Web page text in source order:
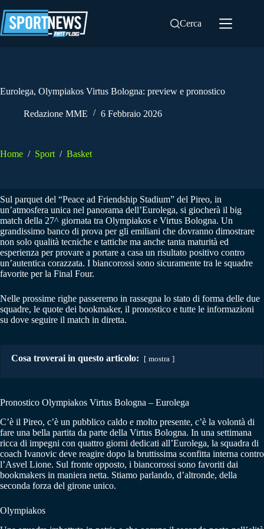
al
contenuto
Cerca
Eurolega, Olympiakos Virtus Bologna: preview e pronostico
Redazione MME 6 Febbraio 2026
Home / Sport / Basket
Sul parquet del “Peace ad Friendship Stadium” del Pireo, in
un’atmosfera unica nel panorama dell’Eurolega, si giocherà il big
match della 27^ giornata tra Olympiakos e Virtus Bologna. Un
grandissimo banco di prova per gli emiliani che dovranno dimostrare
non solo qualità tecniche e tattiche ma anche tanta maturità ed
esperienza per provare a portare a casa un risultato positivo contro
un’autentica corazzata. I biancorossi sono sicuramente tra le squadre
favorite per la Final Four.
Nelle prossime righe passeremo in rassegna lo stato di forma delle due
squadre, le quote dei bookmaker, il pronostico e tutte le informazioni
su dove seguire il match in diretta.
Cosa troverai in questo articolo: mostra
Pronostico Olympiakos Virtus Bologna – Eurolega
C’è il Pireo, c’è un pubblico caldo e molto presente, c’è la volontà di
fare una bella partita da parte della Virtus Bologna. In una settimana
ricca di impegni con quattro giorni dedicati all’Eurolega, la squadra di
coach Ivanovic deve reagire dopo la bruttissima sconfitta interna contro
l’Asvel Lione. Sul fronte opposto, i biancorossi sono favoriti dai
bookmakers in maniera netta. Stiamo parlando, d’altronde, della
seconda forza del girone unico.
Olympiakos